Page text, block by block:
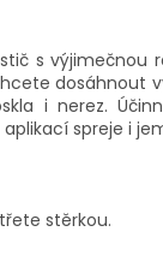
s výjimečnou
dosáhnout
i nerez.
spreje i
stěrkou.